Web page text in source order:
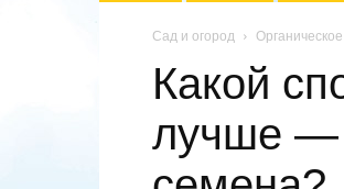
Сад и огород
Какой
лучше —